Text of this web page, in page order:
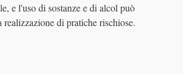
e l'uso di sostanze e di alcol può
realizzazione di pratiche rischiose.